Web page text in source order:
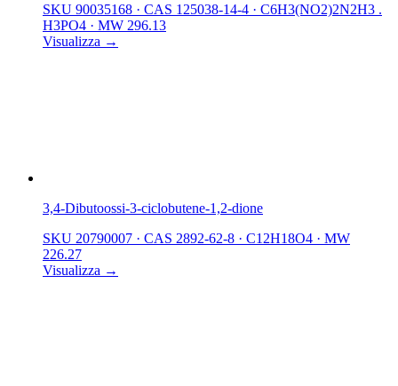
SKU 90035168 · CAS 125038-14-4 · C6H3(NO2)2N2H3 .
H3PO4 · MW 296.13
Visualizza →
3,4-Dibutoossi-3-ciclobutene-1,2-dione
SKU 20790007 · CAS 2892-62-8 · C12H18O4 · MW
226.27
Visualizza →